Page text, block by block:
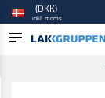
(DKK)
inkl. moms